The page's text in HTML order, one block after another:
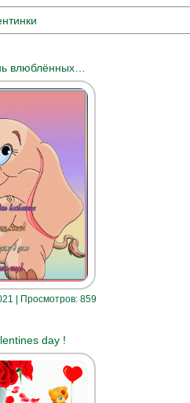
влюблённых…
| Просмотров: 859
day !